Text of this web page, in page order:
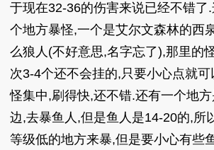
于现在32-36的伤害来说已经不错了
个地方暴怪,一个是艾尔文森林的西
么狼人(不好意思,名字忘了),那里的
次3-4个还不会挂的,只要小心点就
怪集中,刷得快,还不错.还有一个地
边,去暴鱼人,但是鱼人是14-20的,所
等级低的地方来暴,但是要小心有些